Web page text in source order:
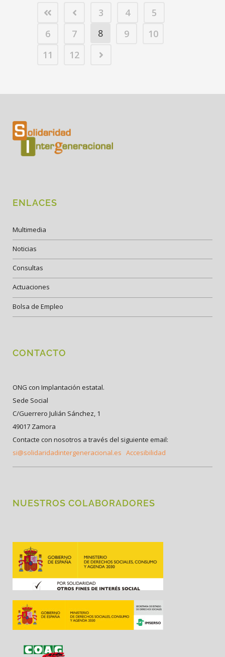
3 4
5
6
7 8 9
10
11
12
ENLACES
Multimedia
Noticias
Consultas
Actuaciones
Bolsa de Empleo
CONTACTO
ONG con Implantación estatal.
Sede Social
C/Guerrero Julián Sánchez, 1
49017 Zamora
Contacte con nosotros a través del siguiente email:
si@solidaridadintergeneracional.es Accesibilidad
NUESTROS COLABORADORES